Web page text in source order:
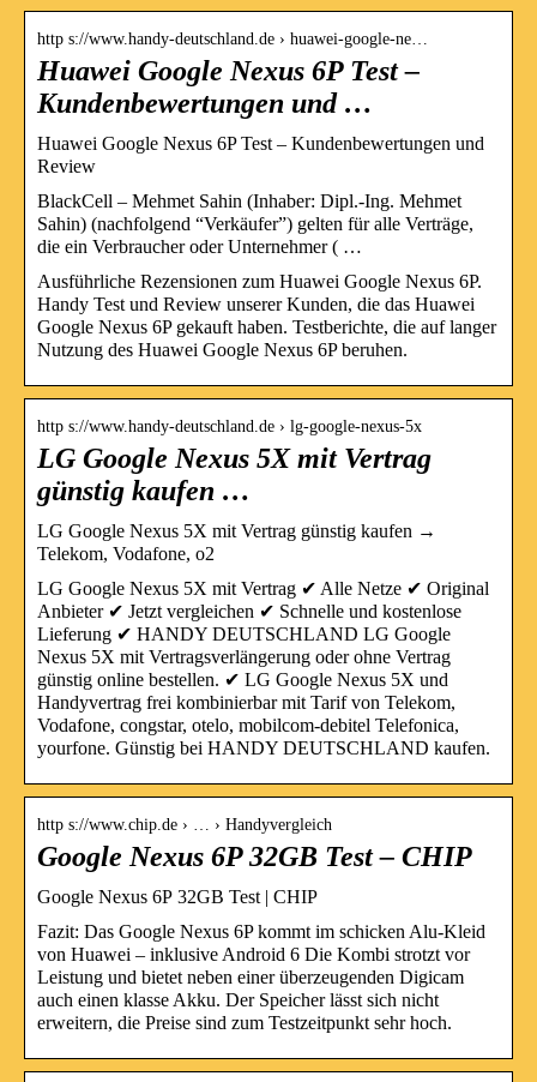
http s://www.handy-deutschland.de › huawei-google-ne…
Huawei Google Nexus 6P Test –
Kundenbewertungen und …
Huawei Google Nexus 6P Test – Kundenbewertungen und
Review
BlackCell – Mehmet Sahin (Inhaber: Dipl.-Ing. Mehmet
Sahin) (nachfolgend “Verkäufer”) gelten für alle Verträge,
die ein Verbraucher oder Unternehmer ( …
Ausführliche Rezensionen zum Huawei Google Nexus 6P.
Handy Test und Review unserer Kunden, die das Huawei
Google Nexus 6P gekauft haben. Testberichte, die auf langer
Nutzung des Huawei Google Nexus 6P beruhen.
http s://www.handy-deutschland.de › lg-google-nexus-5x
LG Google Nexus 5X mit Vertrag
günstig kaufen …
LG Google Nexus 5X mit Vertrag günstig kaufen →
Telekom, Vodafone, o2
LG Google Nexus 5X mit Vertrag ✔ Alle Netze ✔ Original
Anbieter ✔ Jetzt vergleichen ✔ Schnelle und kostenlose
Lieferung ✔ HANDY DEUTSCHLAND LG Google
Nexus 5X mit Vertragsverlängerung oder ohne Vertrag
günstig online bestellen. ✔ LG Google Nexus 5X und
Handyvertrag frei kombinierbar mit Tarif von Telekom,
Vodafone, congstar, otelo, mobilcom-debitel Telefonica,
yourfone. Günstig bei HANDY DEUTSCHLAND kaufen.
http s://www.chip.de › … › Handyvergleich
Google Nexus 6P 32GB Test – CHIP
Google Nexus 6P 32GB Test | CHIP
Fazit: Das Google Nexus 6P kommt im schicken Alu-Kleid
von Huawei – inklusive Android 6 Die Kombi strotzt vor
Leistung und bietet neben einer überzeugenden Digicam
auch einen klasse Akku. Der Speicher lässt sich nicht
erweitern, die Preise sind zum Testzeitpunkt sehr hoch.